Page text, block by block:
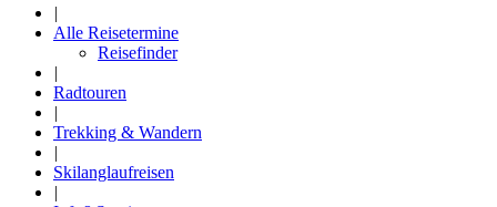
|
Alle Reisetermine
Reisefinder
|
Radtouren
|
Trekking & Wandern
|
Skilanglaufreisen
|